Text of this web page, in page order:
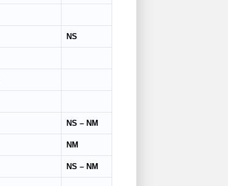
NS
NS – NM
NM
NS – NM